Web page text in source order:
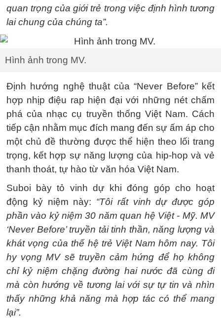
quan trọng của giới trẻ trong việc định hình tương
lai chung của chúng ta”.
Hình ảnh trong MV.
Định hướng nghệ thuật của “Never Before” kết
hợp nhịp điệu rap hiện đại với những nét chấm
phá của nhạc cụ truyền thống Việt Nam. Cách
tiếp cận nhằm mục đích mang đến sự ấm áp cho
một chủ đề thường được thể hiện theo lối trang
trọng, kết hợp sự năng lượng của hip-hop và vẻ
thanh thoát, tự hào từ văn hóa Việt Nam.
Suboi bày tỏ vinh dự khi đóng góp cho hoạt
động kỷ niệm này: “Tôi rất vinh dự được góp
phần vào kỷ niệm 30 năm quan hệ Việt - Mỹ. MV
‘Never Before’ truyền tải tinh thần, năng lượng và
khát vọng của thế hệ trẻ Việt Nam hôm nay. Tôi
hy vọng MV sẽ truyền cảm hứng để họ không
chỉ kỷ niệm chặng đường hai nước đã cùng đi
mà còn hướng về tương lai với sự tự tin và nhìn
thấy những khả năng mà hợp tác có thể mang
lại”.